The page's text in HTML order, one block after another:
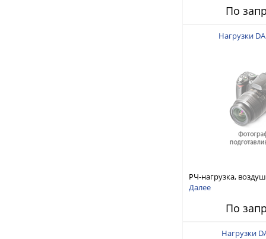
По
Нагрузки
РЧ-нагрузка,
охлаждение 15кВт
Далее
По
Нагрузки